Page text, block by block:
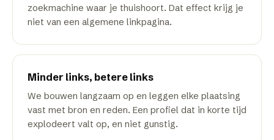
zoekmachine waar je thuishoort. Dat effect krijg je
niet van een algemene linkpagina.
Minder links, betere links
We bouwen langzaam op en leggen elke plaatsing
vast met bron en reden. Een profiel dat in korte tijd
explodeert valt op, en niet gunstig.